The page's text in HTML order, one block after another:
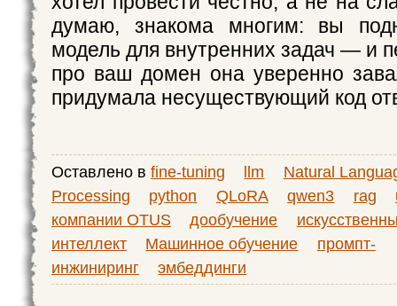
думаю, знакома многим: вы
модель для внутренних задач — и
про ваш домен она уверенно
придумала несуществующий код
Оставлено в fine-tuning llm
Natural
Processing
python QLoRA qwen3 rag
компании OTUS
дообучение
интеллект
Машинное обучение
промпт-
инжиниринг
эмбеддинги